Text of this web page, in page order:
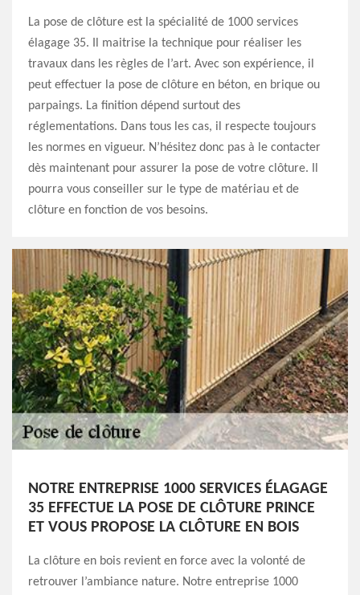
La pose de clôture est la spécialité de 1000 services
élagage 35. Il maitrise la technique pour réaliser les
travaux dans les règles de l’art. Avec son expérience, il
peut effectuer la pose de clôture en béton, en brique ou
parpaings. La finition dépend surtout des
réglementations. Dans tous les cas, il respecte toujours
les normes en vigueur. N’hésitez donc pas à le contacter
dès maintenant pour assurer la pose de votre clôture. Il
pourra vous conseiller sur le type de matériau et de
clôture en fonction de vos besoins.
NOTRE ENTREPRISE 1000 SERVICES ÉLAGAGE
35 EFFECTUE LA POSE DE CLÔTURE PRINCE
ET VOUS PROPOSE LA CLÔTURE EN BOIS
La clôture en bois revient en force avec la volonté de
retrouver l’ambiance nature. Notre entreprise 1000